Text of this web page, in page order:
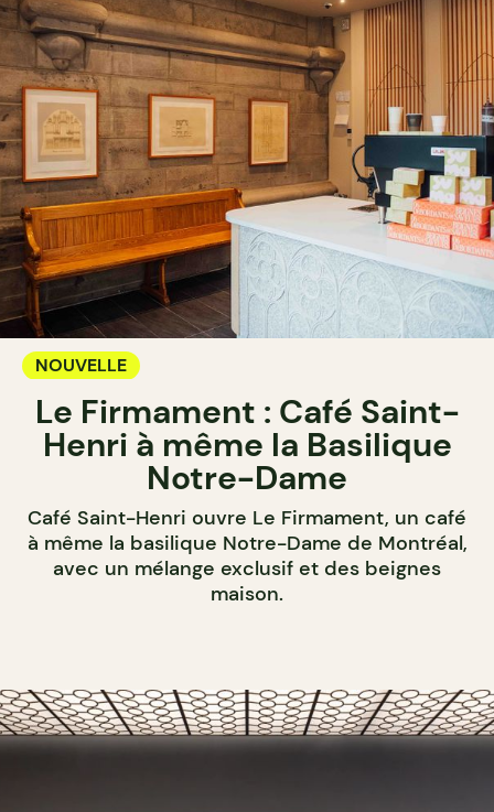
NOUVELLE
Le Firmament : Café Saint-
Henri à même la Basilique
Notre-Dame
Café Saint-Henri ouvre Le Firmament, un café
à même la basilique Notre-Dame de Montréal,
avec un mélange exclusif et des beignes
maison.